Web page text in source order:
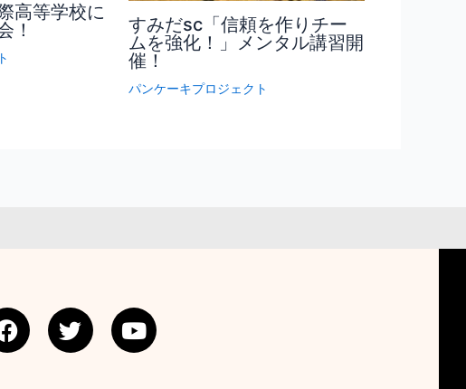
高等学校に
！
すみだsc「信頼を作りチー
ムを強化！」メンタル講習開
催！
パンケーキプロジェクト
F
a
T
w
Y
o